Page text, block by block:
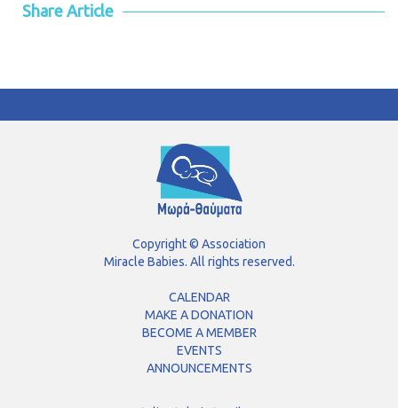
Share Article
Copyright © Association
Miracle Babies. All rights reserved.
CALENDAR
MAKE A DONATION
BECOME A MEMBER
EVENTS
ANNOUNCEMENTS